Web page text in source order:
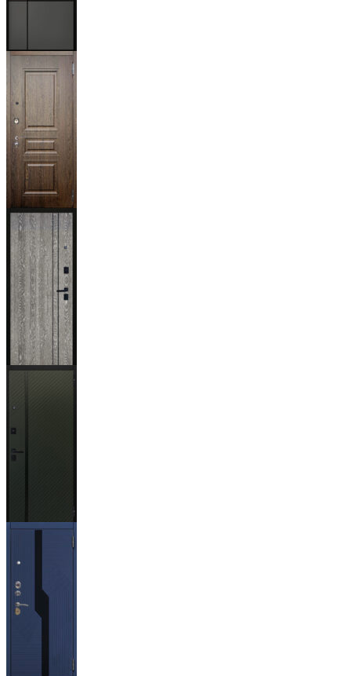
Мичиган
Магистр
Дуб кантри
тёмный